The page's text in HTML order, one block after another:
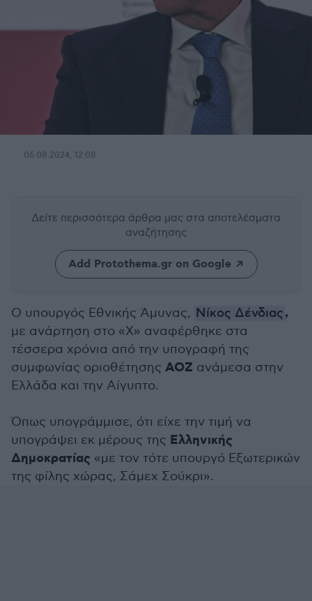
06.08.2024, 12:08
Δείτε περισσότερα άρθρα μας στα αποτελέσματα
αναζήτησης
Add Protothema.gr on Google
Ο υπουργός Εθνικής Άμυνας, Νίκος Δένδιας,
με ανάρτηση στο «Χ» αναφέρθηκε στα
τέσσερα χρόνια από την υπογραφή της
συμφωνίας οριοθέτησης ΑΟΖ ανάμεσα στην
Ελλάδα και την Αίγυπτο.
Όπως υπογράμμισε, ότι είχε την τιμή να
υπογράψει εκ μέρους της Ελληνικής
Δημοκρατίας «με τον τότε υπουργό Εξωτερικών
της φίλης χώρας, Σάμεχ Σούκρι».